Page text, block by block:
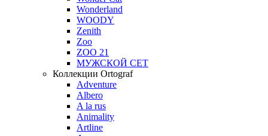
Wonderland
WOODY
Zenith
Zoo
ZOO 21
МУЖСКОЙ СЕТ
Коллекции Ortograf
Adventure
Albero
A la rus
Animality
Artline